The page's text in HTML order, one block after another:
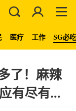
医疗 工作 SG必
了！麻辣
有尽有...